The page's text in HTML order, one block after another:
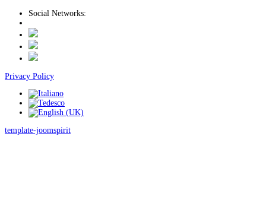
Social Networks:
Privacy Policy
template-joomspirit